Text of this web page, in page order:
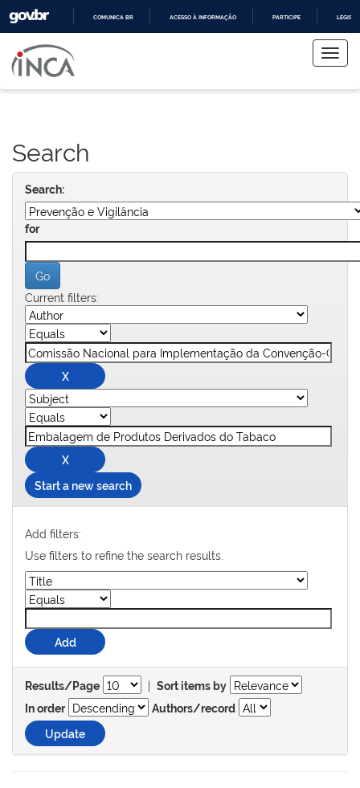
COMUNICA BR ACESSO À INFORMAÇÃO PARTICIPE
navigation
Search
Search:
for
Current filters:
Start a new search
Add filters:
Use filters to refine the search results.
Results/Page | Sort items by
In order
Authors/record